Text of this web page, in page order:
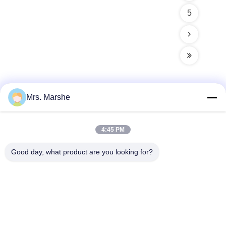
5
Szybki kontakt
Room7E, blok A, budynek Binfen Shiji, Longxiang Road,
Mrs. Marshe
4:45 PM
Good day, what product are you looking for?